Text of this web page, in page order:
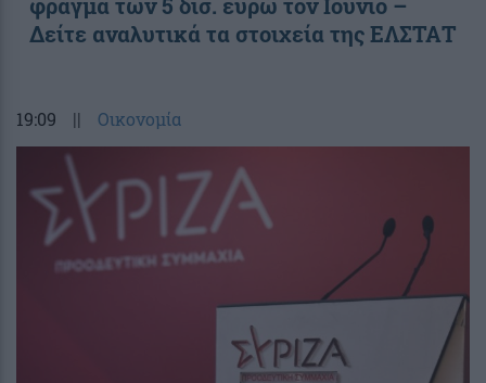
φράγμα των 5 δισ. ευρώ τον Ιούνιο –
Δείτε αναλυτικά τα στοιχεία της ΕΛΣΤΑΤ
19:09 || Οικονομία